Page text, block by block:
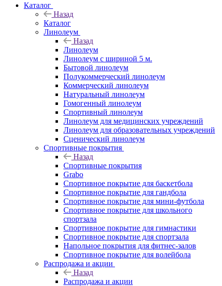
Каталог
Назад
Каталог
Линолеум
Назад
Линолеум
Линолеум с шириной 5 м.
Бытовой линолеум
Полукоммерческий линолеум
Коммерческий линолеум
Натуральный линолеум
Гомогенный линолеум
Спортивный линолеум
Линолеум для медицинских учреждений
Линолеум для образовательных учреждений
Сценический линолеум
Спортивные покрытия
Назад
Спортивные покрытия
Grabo
Спортивное покрытие для баскетбола
Спортивное покрытие для гандбола
Спортивное покрытие для мини-футбола
Спортивное покрытие для школьного
спортзала
Спортивное покрытие для гимнастики
Спортивное покрытие для спортзала
Напольное покрытия для фитнес-залов
Спортивное покрытие для волейбола
Распродажа и акции
Назад
Распродажа и акции